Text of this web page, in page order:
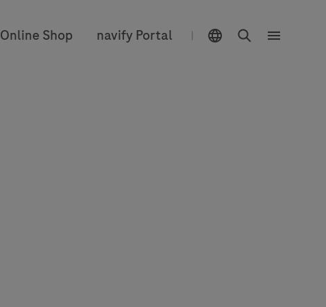
Online Shop navify Portal | Sélecteur d'emplacement